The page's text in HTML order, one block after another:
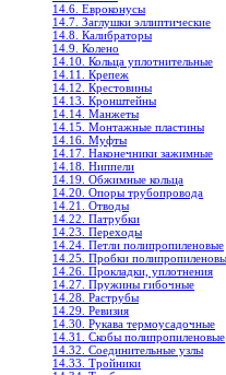
14.6. Евроконусы
14.7. Заглушки эллиптические
14.8. Калибраторы
14.9. Колено
14.10. Кольца уплотнительные
14.11. Крепеж
14.12. Крестовины
14.13. Кронштейны
14.14. Манжеты
14.15. Монтажные пластины
14.16. Муфты
14.17. Наконечники зажимные
14.18. Ниппели
14.19. Обжимные кольца
14.20. Опоры трубопровода
14.21. Отводы
14.22. Патрубки
14.23. Переходы
14.24. Петли полипропиленовые
14.25. Пробки
14.26. Прокладки, уплотнения
14.27. Пружины гибочные
14.28. Раструбы
14.29. Ревизия
14.30. Рукава термоусадочные
14.31. Скобы полипропиленовые
14.32. Соединительные узлы
14.33. Тройники